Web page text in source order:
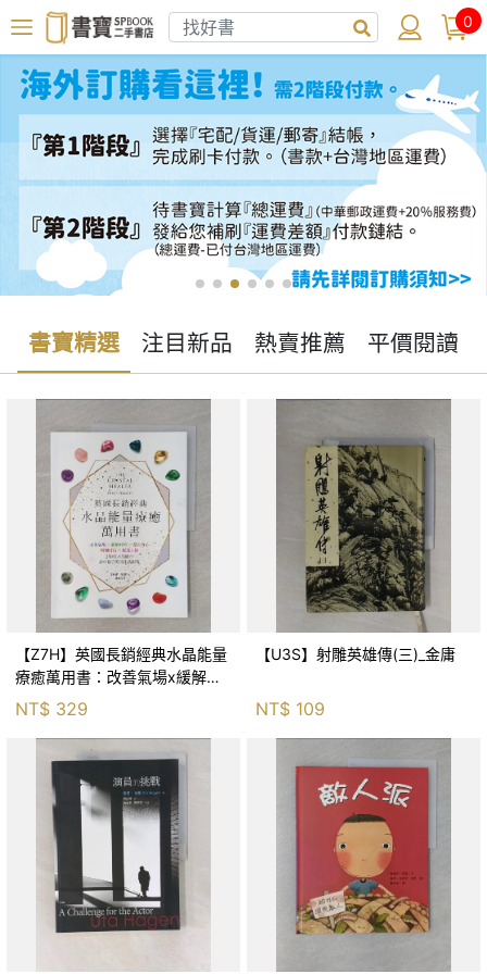
0
書寶精選 注目新品 熱賣推薦 平價閱讀
【Z7H】英國長銷經典水晶能量
療癒萬用書：改善氣場x緩解疼
痛x穩定身心x增加財富x促進人
緣，250種水晶礦石給你最完整
的生活對策_菲利
NT$ 329
【U3S】射雕英雄傳(三)_金庸
NT$ 109